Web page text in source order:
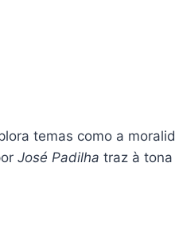
temas como a
José Padilha traz à